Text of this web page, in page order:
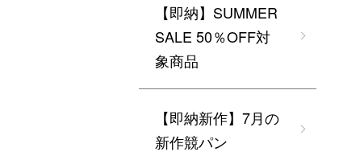
【即納】SUMMER
SALE 50％OFF対
象商品
【即納新作】7月の
新作競パン